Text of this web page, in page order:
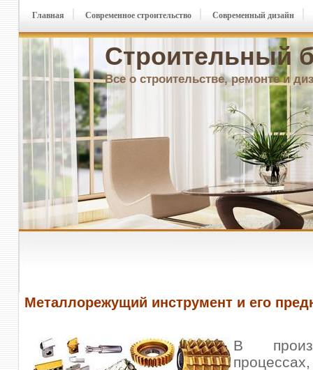
Строительный
Все о строительстве, ремонте и
Главная Современное строительство Современный дизайн
Металлорежущий инструмент и его
В